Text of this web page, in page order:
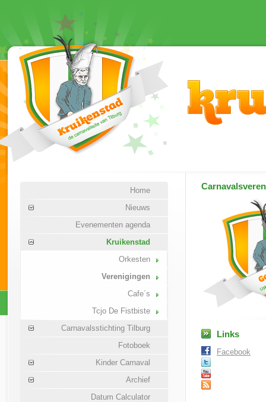
Home
Nieuws
Evenementen agenda
Kruikenstad
Orkesten
Verenigingen
Cafe´s
Tcjo De Fistbiste
Carnavalsstichting Tilburg
Fotoboek
Kinder Carnaval
Archief
Datum Calculator
Links
Facebook